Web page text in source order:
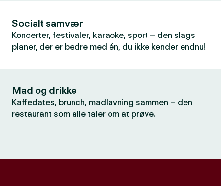
Socialt samvær
Koncerter, festivaler, karaoke, sport – den slags
planer, der er bedre med én, du ikke kender endnu!
Mad og drikke
Kaffedates, brunch, madlavning sammen – den
restaurant som alle taler om at prøve.